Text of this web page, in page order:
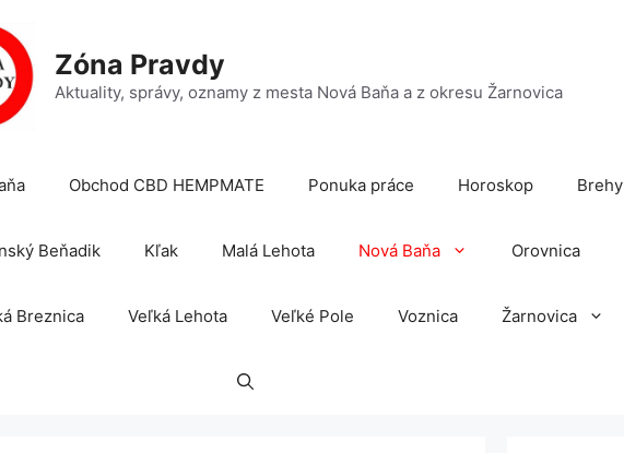
Zóna Pravdy
Aktuality, správy, oznamy z mesta Nová Baňa a z okresu Žarnovica
Obchod CBD HEMPMATE Ponuka práce Horoskop Brehy
Beňadik Kľak Malá Lehota Nová Baňa Orovnica
Breznica Veľká Lehota Veľké Pole Voznica Žarnovica